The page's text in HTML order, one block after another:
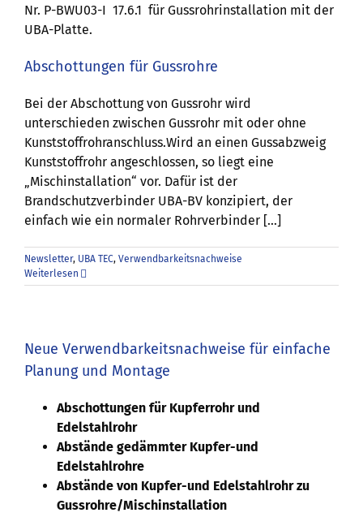
Nr. P-BWU03-I 17.6.1 für Gussrohrinstallation mit der
UBA-Platte.
Abschottungen für Gussrohre
Bei der Abschottung von Gussrohr wird
unterschieden zwischen Gussrohr mit oder ohne
Kunststoffrohranschluss.Wird an einen Gussabzweig
Kunststoffrohr angeschlossen, so liegt eine
„Mischinstallation“ vor. Dafür ist der
Brandschutzverbinder UBA-BV konzipiert, der
einfach wie ein normaler Rohrverbinder […]
Newsletter, UBA TEC, Verwendbarkeitsnachweise
Weiterlesen
Neue Verwendbarkeitsnachweise für einfache
Planung und Montage
Abschottungen für Kupferrohr und
Edelstahlrohr
Abstände gedämmter Kupfer-und
Edelstahlrohre
Abstände von Kupfer-und Edelstahlrohr zu
Gussrohre/Mischinstallation